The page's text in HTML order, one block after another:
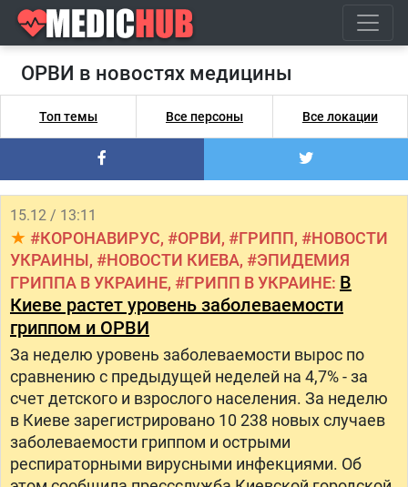
ОРВИ в новостях медицины
Топ темы Все персоны Все локации
15.12 / 13:11
КОРОНАВИРУС ОРВИ ГРИПП
НОВОСТИ
УКРАИНЫ
НОВОСТИ КИЕВА
ЭПИДЕМИЯ
ГРИППА В УКРАИНЕ
ГРИПП В УКРАИНЕ В
Киеве растет уровень заболеваемости
гриппом и ОРВИ
За неделю уровень заболеваемости вырос по
сравнению с предыдущей неделей на 4,7% - за
счет детского и взрослого населения. За неделю
в Киеве зарегистрировано 10 238 новых случаев
заболеваемости гриппом и острыми
респираторными вирусными инфекциями. Об